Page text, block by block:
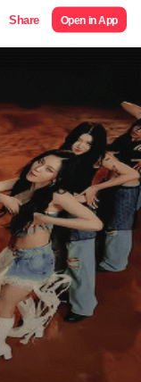
Share Open in App